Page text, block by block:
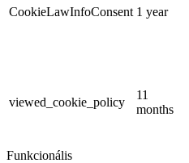
CookieLawInfoConsent 1 year
viewed_cookie_policy
11
months
Funkcionális